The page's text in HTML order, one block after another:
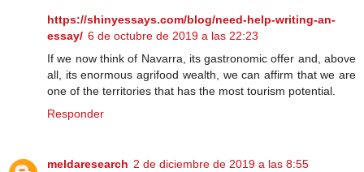
https://shinyessays.com/blog/need-help-writing-an-
essay/ 6 de octubre de 2019 a las 22:23
If we now think of Navarra, its gastronomic offer and, above
all, its enormous agrifood wealth, we can affirm that we are
one of the territories that has the most tourism potential.
Responder
meldaresearch 2 de diciembre de 2019 a las 8:55